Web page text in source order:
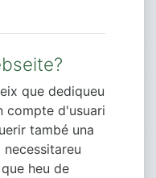
que dediqueu
compte d'usuari
també una
heu de